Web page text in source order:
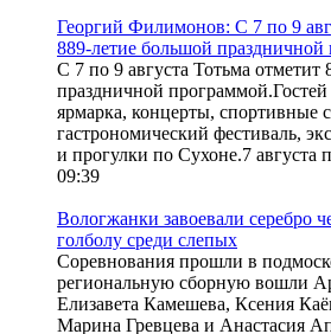
Георгий Филимонов: С 7 по 9
889-летие большой праздничной
С 7 по 9 августа Тотьма отметит
праздничной
ярмарка, концерты, спортивные
гастрономический фестиваль,
и прогулки по Сухоне.7 августа
09:39
Вологжанки завоевали серебро
голболу среди слепых
Соревнования прошли в
региональную сборную вошли
Елизавета Камешева, Ксения
Марина Гревцева и Анастасия